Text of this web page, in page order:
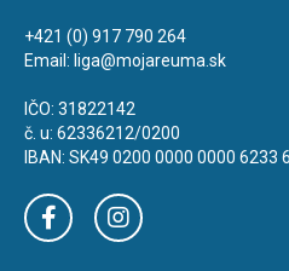
+421 (0) 917 790 264
Email: liga@mojareuma.sk
IČO: 31822142
č. u: 62336212/0200
IBAN: SK49 0200 0000 0000 6233